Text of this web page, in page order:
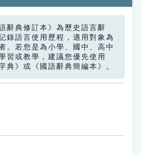
辭典修訂本》為歷史語言辭
錄語言使用歷程，適用對象為
。若您是為小學、國中、高中
習或教學，建議您優先使用
典》或《國語辭典簡編本》。